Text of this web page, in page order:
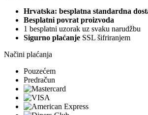
Hrvatska: besplatna standardna
Besplatni povrat proizvoda
1 besplatni uzorak uz svaku narudžbu
Sigurno plaćanje SSL šifriranjem
Načini plaćanja
Pouzećem
Predračun